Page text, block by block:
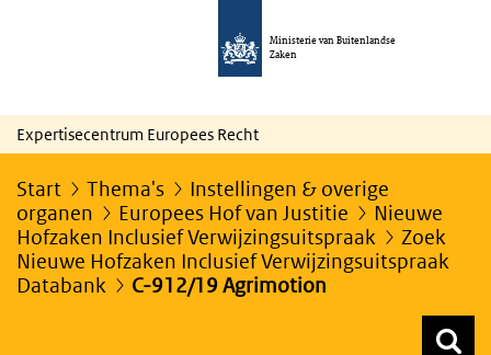
Ministerie van Buitenlandse
Zaken
Expertisecentrum Europees Recht
Start Thema's
Instellingen & overige
organen
Europees Hof van Justitie
Nieuwe
Hofzaken Inclusief Verwijzingsuitspraak
Zoek
Nieuwe Hofzaken Inclusief Verwijzingsuitspraak
Databank
C-912/19 Agrimotion